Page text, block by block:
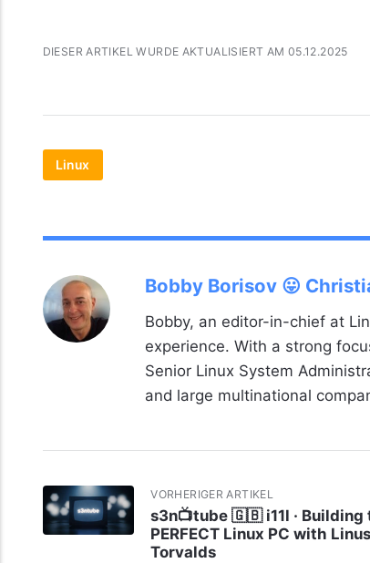
DIESER ARTIKEL WURDE AKTUALISIERT AM 05.12.2025
Linux
Bobby Borisov 😛
Bobby, an editor-in-chief at
experience. With a strong
Senior Linux System
and large multinational
VORHERIGER ARTIKEL
s3n📺tube 🇬🇧 i11l · Building
PERFECT Linux PC with Linus
Torvalds